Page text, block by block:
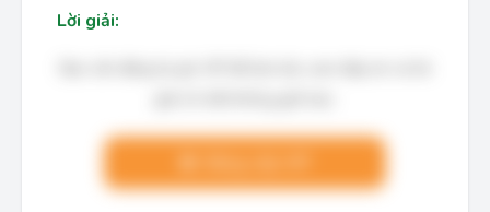
Lời giải: